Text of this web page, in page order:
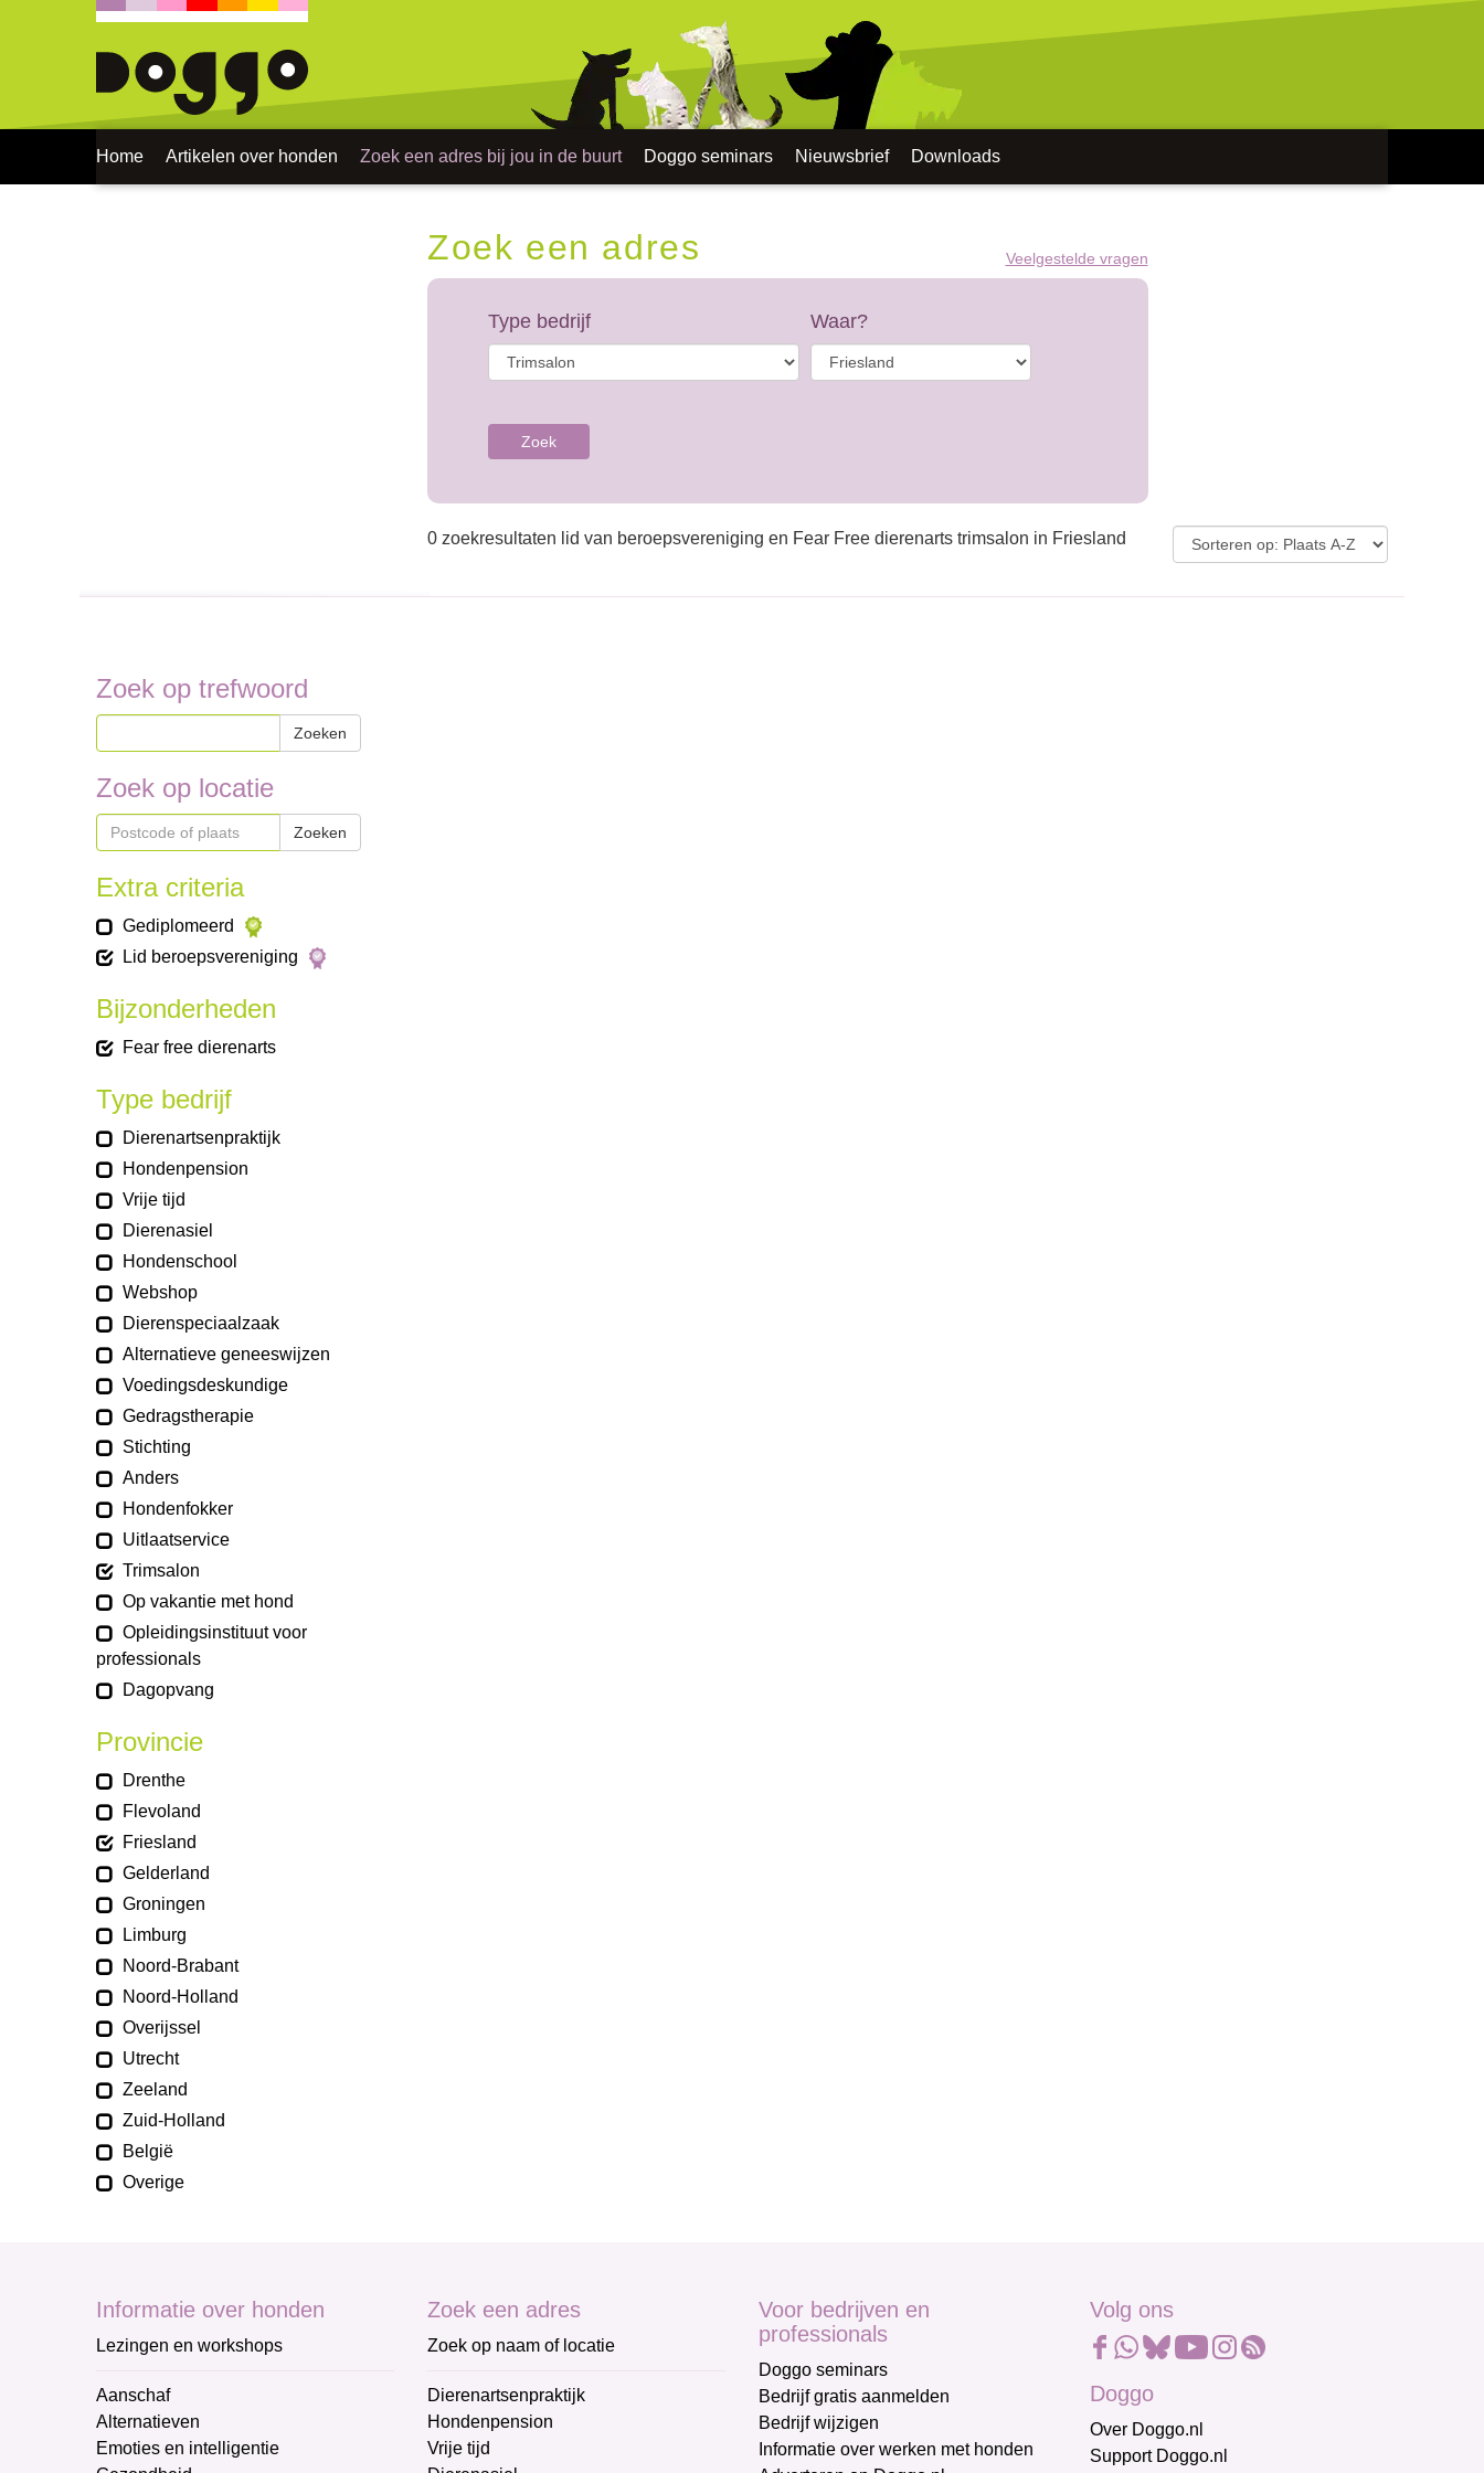
Home Artikelen over honden Zoek een adres bij jou in de buurt Doggo seminars Nieuwsbrief Downloads
Zoek een adres Veelgestelde vragen
Type bedrijf Waar?
Zoek
0 zoekresultaten lid van beroepsvereniging en Fear Free dierenarts trimsalon in Friesland
Zoek op trefwoord
Zoeken
Zoek op locatie
Zoeken
Extra criteria
Gediplomeerd
Lid beroepsvereniging
Bijzonderheden
Fear free dierenarts
Type bedrijf
Dierenartsenpraktijk
Hondenpension
Vrije tijd
Dierenasiel
Hondenschool
Webshop
Dierenspeciaalzaak
Alternatieve geneeswijzen
Voedingsdeskundige
Gedragstherapie
Stichting
Anders
Hondenfokker
Uitlaatservice
Trimsalon
Op vakantie met hond
Opleidingsinstituut voor
professionals
Dagopvang
Provincie
Drenthe
Flevoland
Friesland
Gelderland
Groningen
Limburg
Noord-Brabant
Noord-Holland
Overijssel
Utrecht
Zeeland
Zuid-Holland
België
Overige
Informatie over honden
Lezingen en workshops
Aanschaf
Alternatieven
Emoties en intelligentie
Zoek een adres
Zoek op naam of locatie
Dierenartsenpraktijk
Hondenpension
Vrije tijd
Voor bedrijven en
professionals
Doggo seminars
Bedrijf gratis aanmelden
Bedrijf wijzigen
Informatie over werken met honden
Volg ons
Doggo
Over Doggo.nl
Support Doggo.nl